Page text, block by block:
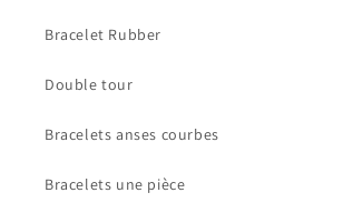
Bracelet Rubber
Double tour
Bracelets anses courbes
Bracelets une pièce